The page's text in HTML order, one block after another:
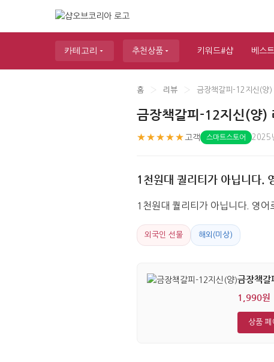
카테고리 추천상품 키워드#샵 베스
홈 › 리뷰 › 금장책갈피-12지신(양)
금장책갈피-12지신(양)
★★★★★ 고객 스마트스토어 2025
1천원대 퀄리티가 아닙니다.
1천원대 퀄리티가 아닙니다. 영어
외국인 선물 해외(미상)
금장책
1,990원
상품